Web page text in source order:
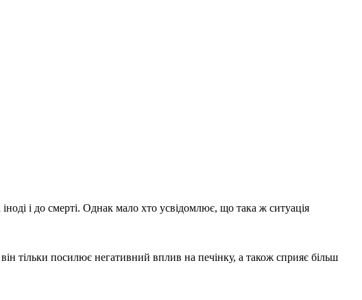
і до смерті. Однак мало хто усвідомлює, що така ж ситуація
тільки посилює негативний вплив на печінку, а також сприяє більш